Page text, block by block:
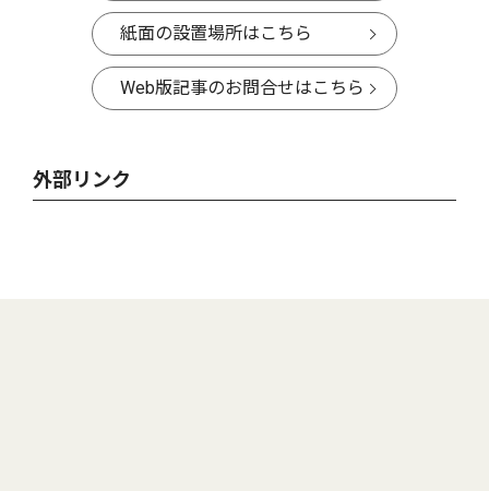
紙面の設置場所はこちら
Web版記事のお問合せはこちら
外部リンク